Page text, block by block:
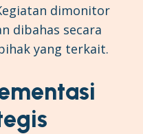
dimonitor
dibahas secara
yang terkait.